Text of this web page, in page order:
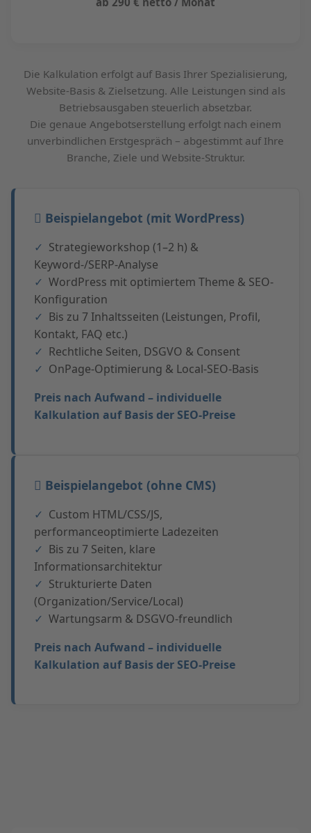
Die Kalkulation erfolgt auf Basis Ihrer Spezialisierung,
Website-Basis & Zielsetzung. Alle Leistungen sind als
Betriebsausgaben steuerlich absetzbar.
Die genaue Angebotserstellung erfolgt nach einem
unverbindlichen Erstgespräch – abgestimmt auf Ihre
Branche, Ziele und Website-Struktur.
Beispielangebot (mit WordPress)
Strategieworkshop (1–2 h) &
Keyword-/SERP-Analyse
WordPress mit optimiertem Theme & SEO-
Konfiguration
Bis zu 7 Inhaltsseiten (Leistungen, Profil,
Kontakt, FAQ etc.)
Rechtliche Seiten, DSGVO & Consent
OnPage-Optimierung & Local-SEO-Basis
Preis nach Aufwand – individuelle
Kalkulation auf Basis der SEO-Preise
Beispielangebot (ohne CMS)
Custom HTML/CSS/JS,
performanceoptimierte Ladezeiten
Bis zu 7 Seiten, klare
Informationsarchitektur
Strukturierte Daten
(Organization/Service/Local)
Wartungsarm & DSGVO-freundlich
Preis nach Aufwand – individuelle
Kalkulation auf Basis der SEO-Preise